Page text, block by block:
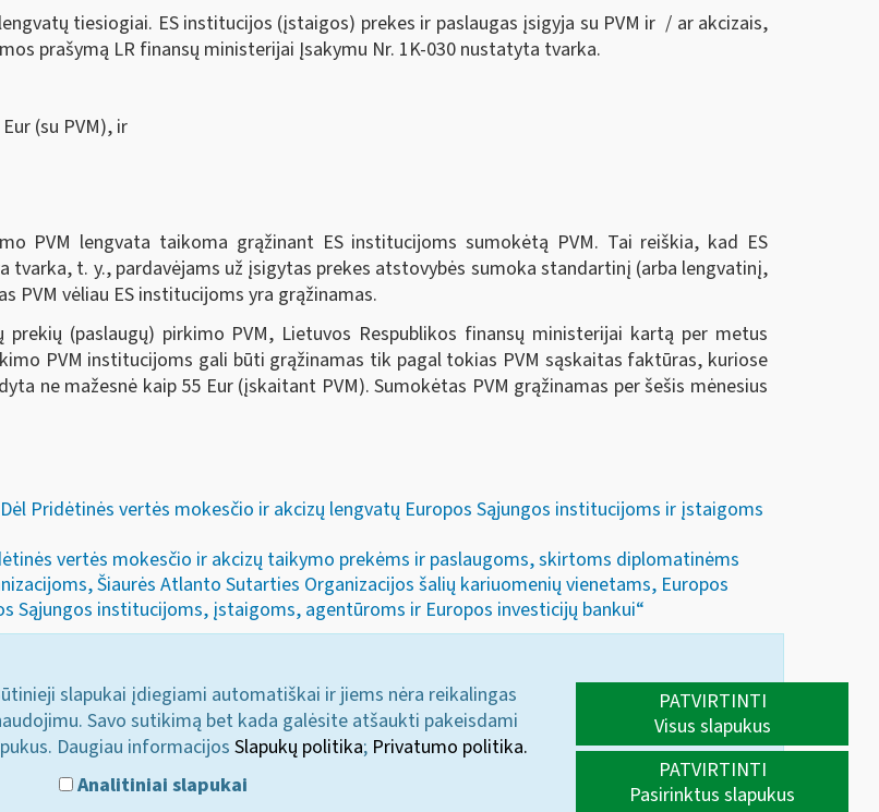
tiesiogiai. ES institucijos (įstaigos) prekes ir paslaugas įsigyja su PVM ir / ar akcizais,
prašymą LR finansų ministerijai Įsakymu Nr. 1K-030 nustatyta tvarka.
(su PVM), ir
PVM lengvata taikoma grąžinant ES institucijoms sumokėtą PVM. Tai reiškia, kad ES
tvarka, t. y., pardavėjams už įsigytas prekes atstovybės sumoka standartinį (arba lengvatinį,
PVM vėliau ES institucijoms yra grąžinamas.
(paslaugų) pirkimo PVM, Lietuvos Respublikos finansų ministerijai kartą per metus
PVM institucijoms gali būti grąžinamas tik pagal tokias PVM sąskaitas faktūras, kuriose
ne mažesnė kaip 55 Eur (įskaitant PVM). Sumokėtas PVM grąžinamas per šešis mėnesius
Pridėtinės vertės mokesčio ir akcizų lengvatų Europos Sąjungos institucijoms ir įstaigoms
vertės mokesčio ir akcizų taikymo prekėms ir paslaugoms, skirtoms diplomatinėms
Šiaurės Atlanto Sutarties Organizacijos šalių kariuomenių vienetams, Europos
Sąjungos institucijoms, įstaigoms, agentūroms ir Europos investicijų bankui“
slapukai įdiegiami automatiškai ir jiems nėra reikalingas
Savo sutikimą bet kada galėsite atšaukti pakeisdami
Daugiau informacijos Slapukų politika; Privatumo politika.
Analitiniai slapukai
PATVIRTINTI
Visus slapukus
PATVIRTINTI
Pasirinktus slapukus